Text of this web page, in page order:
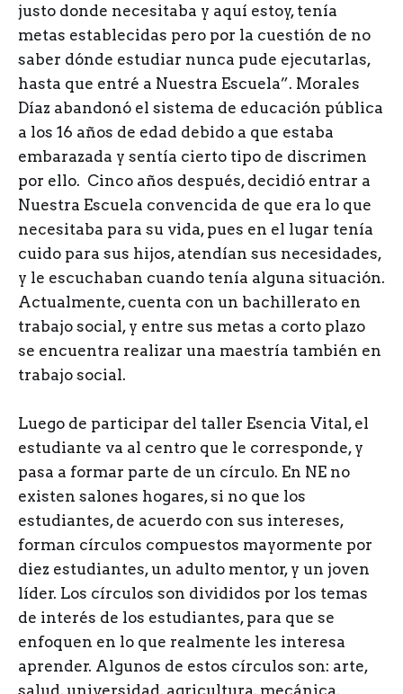
justo donde necesitaba y aquí estoy, tenía
metas establecidas pero por la cuestión de no
saber dónde estudiar nunca pude ejecutarlas,
hasta que entré a Nuestra Escuela”. Morales
Díaz abandonó el sistema de educación pública
a los 16 años de edad debido a que estaba
embarazada y sentía cierto tipo de discrimen
por ello. Cinco años después, decidió entrar a
Nuestra Escuela convencida de que era lo que
necesitaba para su vida, pues en el lugar tenía
cuido para sus hijos, atendían sus necesidades,
y le escuchaban cuando tenía alguna situación.
Actualmente, cuenta con un bachillerato en
trabajo social, y entre sus metas a corto plazo
se encuentra realizar una maestría también en
trabajo social.
Luego de participar del taller Esencia Vital, el
estudiante va al centro que le corresponde, y
pasa a formar parte de un círculo. En NE no
existen salones hogares, si no que los
estudiantes, de acuerdo con sus intereses,
forman círculos compuestos mayormente por
diez estudiantes, un adulto mentor, y un joven
líder. Los círculos son divididos por los temas
de interés de los estudiantes, para que se
enfoquen en lo que realmente les interesa
aprender. Algunos de estos círculos son: arte,
salud, universidad, agricultura, mecánica,